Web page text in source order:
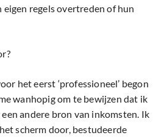
regels overtreden of hun
het eerst ‘professioneel’ begon
wanhopig om te bewijzen dat ik
andere bron van inkomsten. Ik
scherm door, bestudeerde